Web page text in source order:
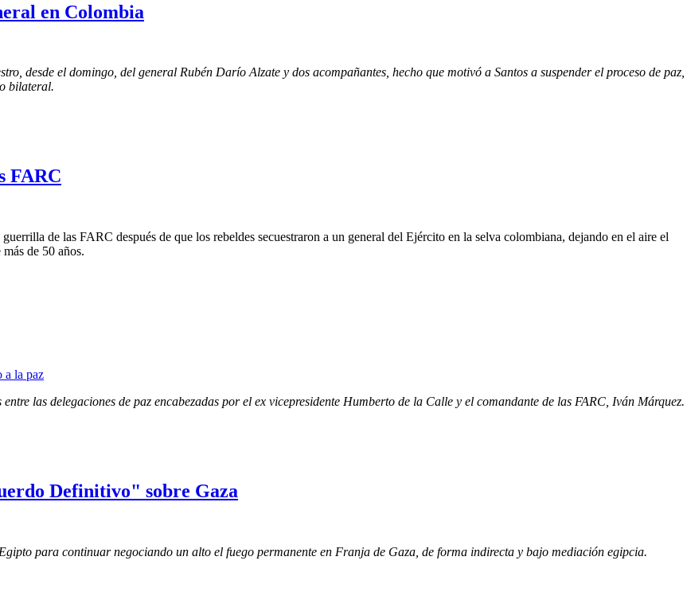
en Colombia
desde el domingo, del general Rubén Darío Alzate y dos acompañantes, hecho que motivó a Santos a suspender el proceso de paz,
bilateral.
FARC
de las FARC después de que los rebeldes secuestraron a un general del Ejército en la selva colombiana, dejando en el aire el
de 50 años.
las delegaciones de paz encabezadas por el ex vicepresidente Humberto de la Calle y el comandante de las FARC, Iván Márquez.
Definitivo" sobre Gaza
para continuar negociando un alto el fuego permanente en Franja de Gaza, de forma indirecta y bajo mediación egipcia.